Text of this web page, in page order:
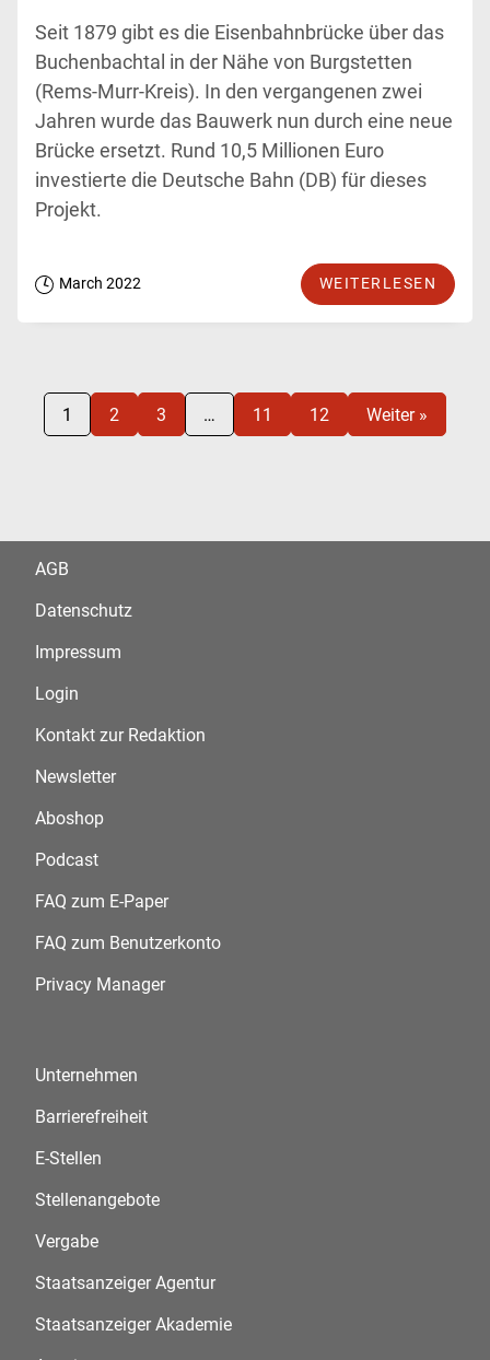
Seit 1879 gibt es die Eisenbahnbrücke über das
Buchenbachtal in der Nähe von Burgstetten
(Rems-Murr-Kreis). In den vergangenen zwei
Jahren wurde das Bauwerk nun durch eine neue
Brücke ersetzt. Rund 10,5 Millionen Euro
investierte die Deutsche Bahn (DB) für dieses
Projekt.
March 2022 WEITERLESEN
1 2 3 … 11 12 Weiter »
AGB
Datenschutz
Impressum
Login
Kontakt zur Redaktion
Newsletter
Aboshop
Podcast
FAQ zum E-Paper
FAQ zum Benutzerkonto
Privacy Manager
Unternehmen
Barrierefreiheit
E-Stellen
Stellenangebote
Vergabe
Staatsanzeiger Agentur
Staatsanzeiger Akademie